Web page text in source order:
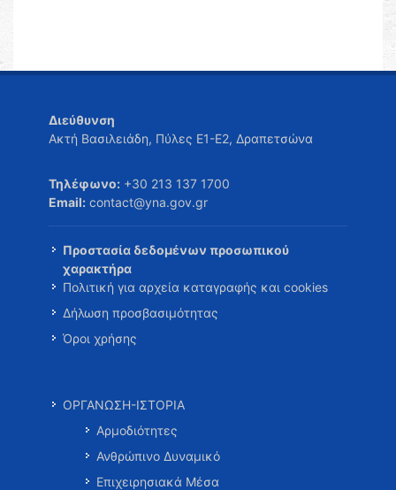
Διεύθυνση
Ακτή Βασιλειάδη, Πύλες Ε1-Ε2, Δραπετσώνα
Τηλέφωνο: +30 213 137 1700
Email: contact@yna.gov.gr
Προστασία δεδομένων προσωπικού
χαρακτήρα
Πολιτική για αρχεία καταγραφής και cookies
Δήλωση προσβασιμότητας
Όροι χρήσης
ΟΡΓΑΝΩΣΗ-ΙΣΤΟΡΙΑ
Αρμοδιότητες
Ανθρώπινο Δυναμικό
Επιχειρησιακά Μέσα